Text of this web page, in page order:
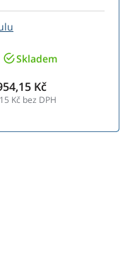
Skladem
Kč
Kč bez DPH